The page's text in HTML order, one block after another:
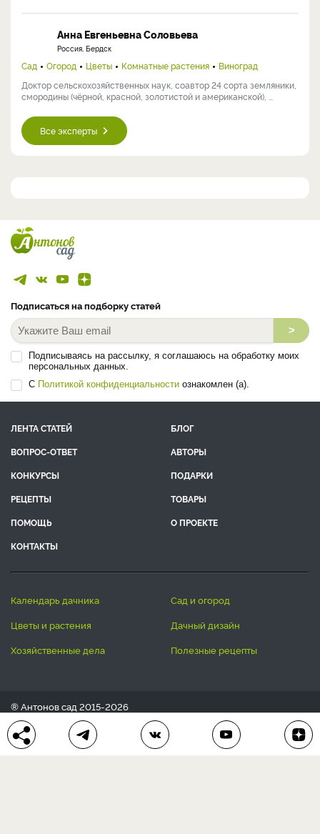
Анна Евгеньевна Соловьева
Россия, Бердск
Сад Огород Цветы Комнатные растения
Виноград
Доктор сельскохозяйственных наук, соавтор 24 сорта земляники,
смородины (чёрной, красной, золотистой и американской), ...
Все эксперты
Подписаться на подборку статей
>
Подписываясь на рассылку, я соглашаюсь на обработку моих
персональных данных.
С Политикой конфиденциальности ознакомлен (а).
ЛЕНТА СТАТЕЙ
БЛОГ
ВОПРОС-ОТВЕТ
АВТОРЫ
КОНКУРСЫ
ПОДАРКИ
РЕЦЕПТЫ
ТОВАРЫ
ПОМОЩЬ
О ПРОЕКТЕ
КОНТАКТЫ
календарь дачника
сад и огород
цветы и растения
дачный дизайн
хозяйственные дела
полезные рецепты
® Антонов сад 2015-2026
Политика конфиденциальности
Пользовательское соглашение